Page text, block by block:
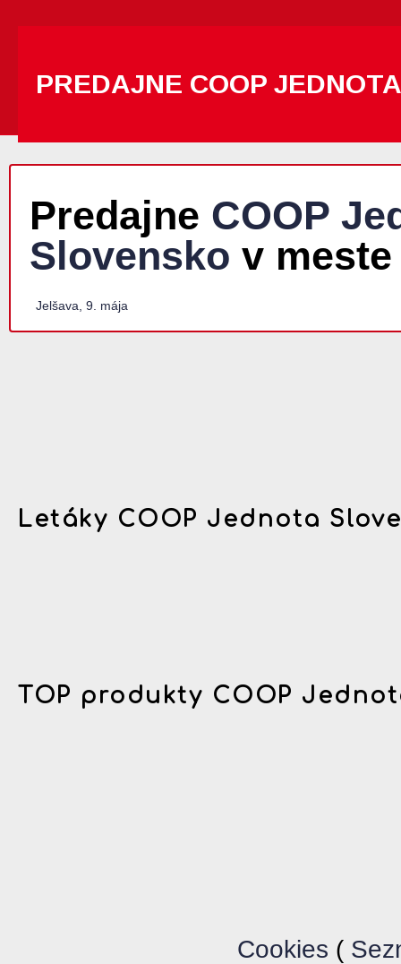
PREDAJNE COOP
Predajne COOP
Slovensko v
Jelšava, 9. mája
Letáky COOP Jednota
TOP produkty COOP
Cookies (